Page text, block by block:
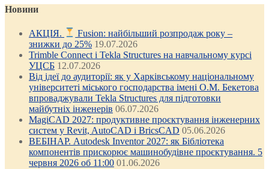
Новини
АКЦІЯ.
Fusion: найбільший розпродаж року –
знижки до 25% 19.07.2026
Trimble Connect і Tekla Structures на навчальному курсі
УЦСБ 12.07.2026
Від ідеї до аудиторії: як у Харківському національному
університеті міського господарства імені О.М. Бекетова
впроваджували Tekla Structures для підготовки
майбутніх інженерів 06.07.2026
MagiCAD 2027: продуктивне проєктування інженерних
систем у Revit, AutoCAD і BricsCAD 05.06.2026
ВЕБІНАР. Autodesk Inventor 2027: як Бібліотека
компонентів прискорює машинобудівне проєктування. 5
червня 2026 об 11:00 01.06.2026